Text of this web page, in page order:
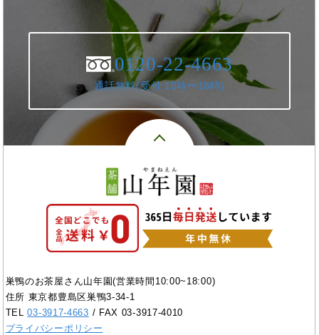
0120-22-4663
通話無料(受付:10時〜18時)
巣鴨のお茶屋さん山年園(営業時間10:00~18:00)
住所 東京都豊島区巣鴨3-34-1
TEL03-3917-4663 / FAX 03-3917-4010
プライバシーポリシー